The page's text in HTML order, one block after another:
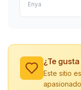
Enya
¿Te
Este sitio